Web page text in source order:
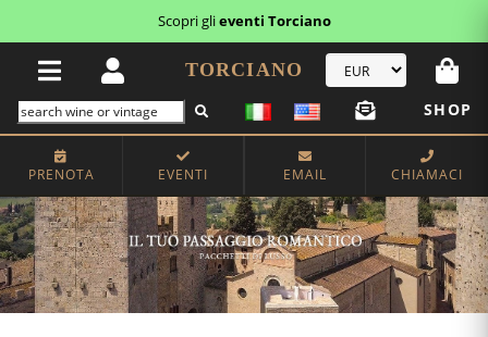
Scopri ibuoni regalo
TORCIANO
SHOP
PRENOTA EVENTI EMAIL CHIAMACI